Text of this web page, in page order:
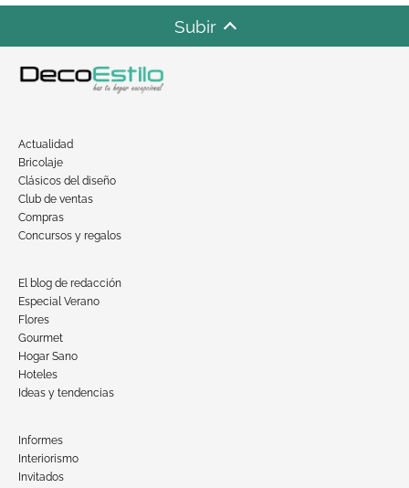
Subir
Actualidad
Bricolaje
Clásicos del diseño
Club de ventas
Compras
Concursos y regalos
El blog de redacción
Especial Verano
Flores
Gourmet
Hogar Sano
Hoteles
Ideas y tendencias
Informes
Interiorismo
Invitados